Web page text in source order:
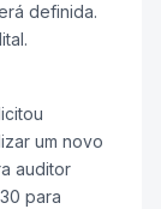
definida.
um novo
auditor
para